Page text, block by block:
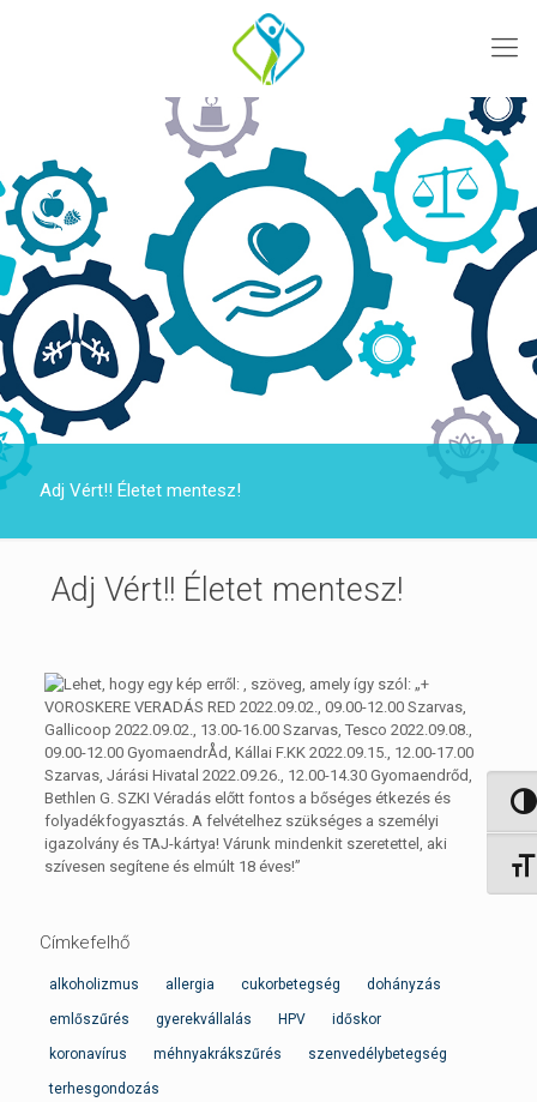
Adj Vért!! Életet mentesz!
Adj Vért!! Életet mentesz!
Címkefelhő
alkoholizmus allergia cukorbetegség dohányzás
emlőszűrés gyerekvállalás HPV időskor
koronavírus méhnyakrákszűrés szenvedélybetegség
terhesgondozás